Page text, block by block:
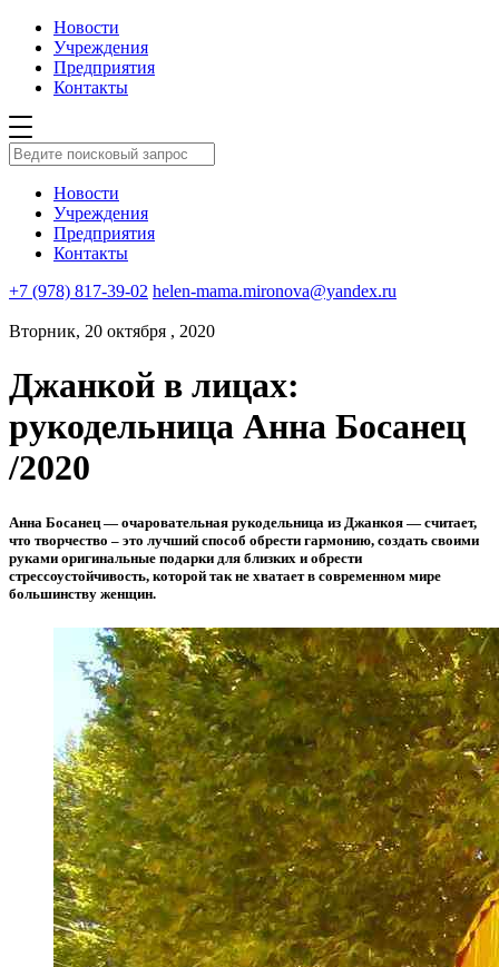
Новости
Учреждения
Предприятия
Контакты
Новости
Учреждения
Предприятия
Контакты
+7 (978) 817-39-02 helen-mama.mironova@yandex.ru
Вторник, 20 октября , 2020
Джанкой в лицах:
рукодельница Анна Босанец
/2020
Анна Босанец — очаровательная рукодельница из Джанкоя — считает,
что творчество – это лучший способ обрести гармонию, создать своими
руками оригинальные подарки для близких и обрести
стрессоустойчивость, которой так не хватает в современном мире
большинству женщин.